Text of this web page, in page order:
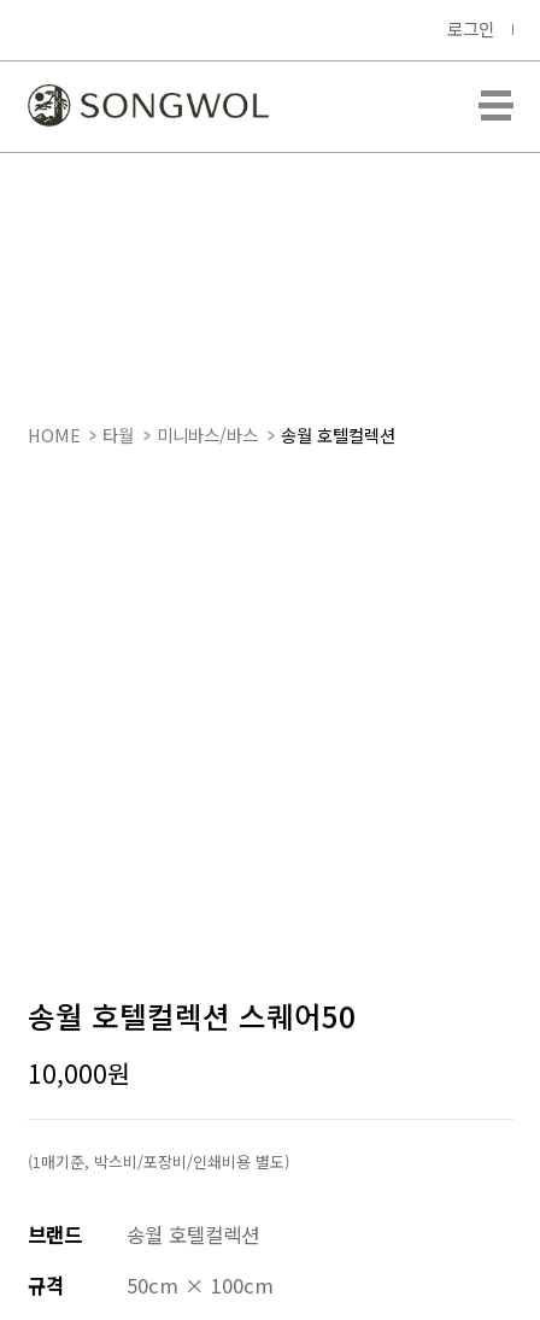
로그인
HOME 타월 미니바스/바스 송월 호텔컬렉션
스퀘어50
송월 호텔컬렉션 스퀘어50
10,000원
(1매기준, 박스비/포장비/인쇄비용 별도)
브랜드
송월 호텔컬렉션
규격
50cm × 100cm